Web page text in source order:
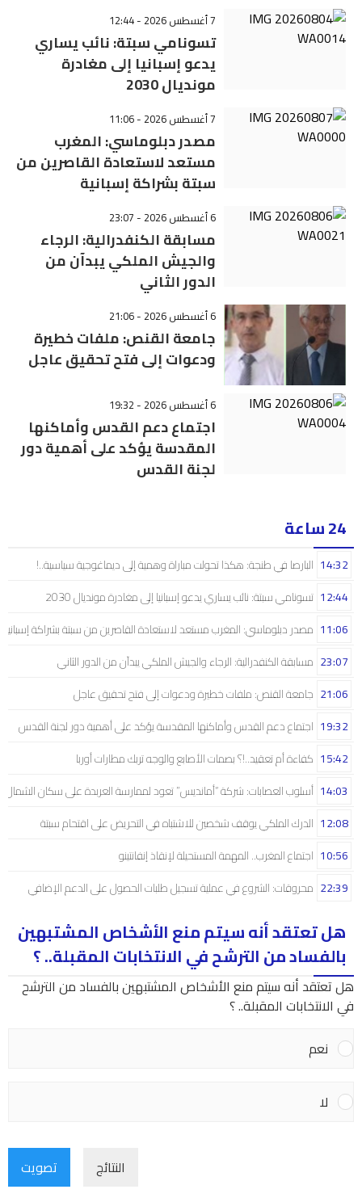
7 أغسطس 2026 - 12:44
تسونامي سبتة: نائب يساري
يدعو إسبانيا إلى مغادرة
مونديال 2030
7 أغسطس 2026 - 11:06
مصدر دبلوماسي: المغرب
مستعد لاستعادة القاصرين من
سبتة بشراكة إسبانية
6 أغسطس 2026 - 23:07
مسابقة الكنفدرالية: الرجاء
والجيش الملكي يبدآن من
الدور الثاني
6 أغسطس 2026 - 21:06
جامعة القنص: ملفات خطيرة
ودعوات إلى فتح تحقيق عاجل
6 أغسطس 2026 - 19:32
اجتماع دعم القدس وأماكنها
المقدسة يؤكد على أهمية دور
لجنة القدس
24 ساعة
البارصا في طنجة: هكذا تحولت مباراة وهمية إلى ديماغوجية سياسية..! 14:32
تسونامي سبتة: نائب يساري يدعو إسبانيا إلى مغادرة مونديال 2030 12:44
مصدر دبلوماسي: المغرب مستعد لاستعادة القاصرين من سبتة بشراكة إسبانية 11:06
مسابقة الكنفدرالية: الرجاء والجيش الملكي يبدآن من الدور الثاني 23:07
جامعة القنص: ملفات خطيرة ودعوات إلى فتح تحقيق عاجل 21:06
اجتماع دعم القدس وأماكنها المقدسة يؤكد على أهمية دور لجنة القدس 19:32
كفاءة أم تعقيد..!؟ بصمات الأصابع والوجه تربك مطارات أوربا 15:42
أسلوب العصابات: شركة “أمانديس” تعود لممارسة العربدة على سكان 14:03
الدرك الملكي يوقف شخصين للاشتباه في التحريض على اقتحام سبتة 12:08
اجتماع المغرب.. المهمة المستحيلة لإنقاذ إنفانتينو 10:56
محروقات: الشروع في عملية تسجيل طلبات الحصول على الدعم الإضافي 22:39
هل تعتقد أنه سيتم منع الأشخاص المشتبهين
بالفساد من الترشح في الانتخابات المقبلة.. ؟
هل تعتقد أنه سيتم منع الأشخاص المشتبهين بالفساد من الترشح
في الانتخابات المقبلة.. ؟
نعم
لا
النتائج تصويت